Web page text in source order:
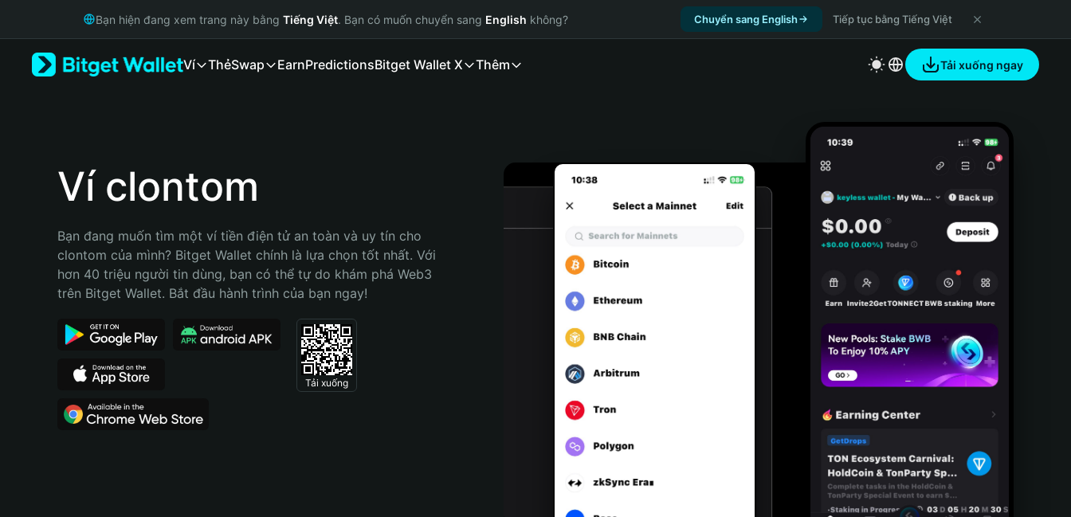
Русский
Bahasa Indonesia
Português (Brasil)
Bạn hiện đang xem trang này bằng Tiếng Việt. Bạn có muốn chuyển sang English không? Chuyển sang English Tiếp tục bằng Tiếng Việt
Ví ThẻSwap EarnPredictionsBitget Wallet X Thêm Tải xuống ngay
Ví clontom
Bạn đang muốn tìm một ví tiền điện tử an toàn và uy tín cho
clontom của mình? Bitget Wallet chính là lựa chọn tốt nhất. Với
hơn 40 triệu người tin dùng, bạn có thể tự do khám phá Web3
trên Bitget Wallet. Bắt đầu hành trình của bạn ngay!
Tải xuống